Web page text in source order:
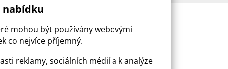
nabídku
mohou být používány webovými
co nejvíce příjemný.
reklamy, sociálních médií a k analýze